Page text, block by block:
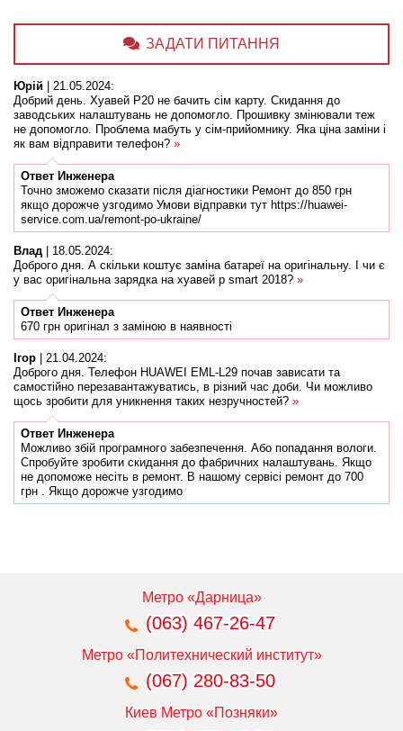
Юрій 21.05.2024:
Добрий день. Хуавей Р20 не бачить сім карту. Скидання до
заводських налаштувань не допомогло. Прошивку змінювали теж
не допомогло. Проблема мабуть у сім-прийомнику. Яка ціна заміни і
як вам відправити телефон? »
Ответ Инженера
Точно зможемо сказати після діагностики Ремонт до 850 грн
якщо дорожче узгодимо Умови відправки тут https://huawei-
service.com.ua/remont-po-ukraine/
Влад 18.05.2024:
Доброго дня. А скільки коштує заміна батареї на оригінальну. І чи є
у вас оригінальна зарядка на хуавей p smart 2018? »
Ответ Инженера
670 грн оригінал з заміною в наявності
Ігор 21.04.2024:
Доброго дня. Телефон HUAWEI EML-L29 почав зависати та
самостійно перезавантажуватись, в різний час доби. Чи можливо
щось зробити для уникнення таких незручностей? »
Ответ Инженера
Можливо збій програмного забезпечення. Або попадання вологи.
Спробуйте зробити скидання до фабричних налаштувань. Якщо
не допоможе несіть в ремонт. В нашому сервісі ремонт до 700
грн . Якщо дорожче узгодимо
ЗАДАТИ ПИТАННЯ
Метро «Дарница»
(063) 467-26-47
Метро «Политехнический институт»
(067) 280-83-50
Киев Метро «Позняки»